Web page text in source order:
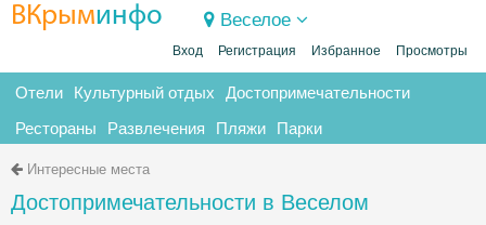
ВКрыминфо Веселое
Вход Регистрация Избранное Просмотры
Отели Культурный отдых Достопримечательности
Рестораны Развлечения Пляжи Парки
Интересные места
Достопримечательности в Веселом